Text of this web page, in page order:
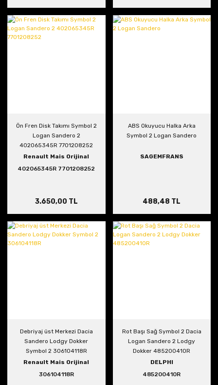
Ön Fren Disk Takımı Symbol 2
Logan Sandero 2
402065345R 7701208252
Renault Mais Orijinal
402065345R 7701208252
3.650,00 TL
ABS Okuyucu Halka Arka
Symbol 2 Logan Sandero
SAGEMFRANS
488,48 TL
Debriyaj üst Merkezi Dacia
Sandero Lodgy Dokker
Symbol 2 306104118R
Renault Mais Orijinal
306104118R
Rot Başı Sağ Symbol 2 Dacia
Logan Sandero 2 Lodgy
Dokker 485200410R
DELPHI
485200410R